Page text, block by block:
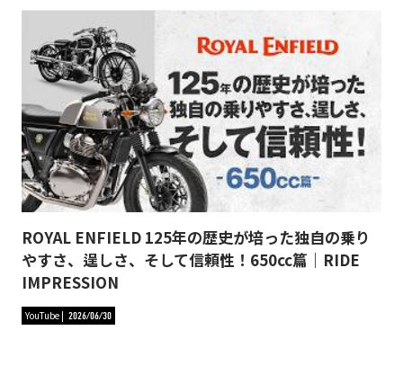
ROYAL ENFIELD 125年の歴史が培った独自の乗り
やすさ、逞しさ、そして信頼性！650cc篇｜RIDE
IMPRESSION
YouTube 2026/06/30